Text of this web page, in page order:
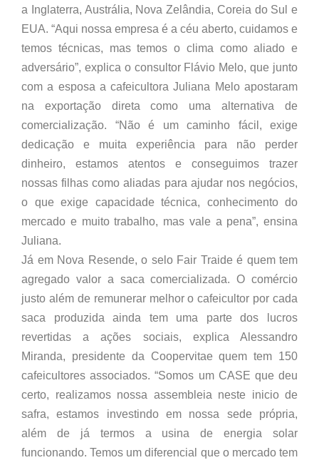
a Inglaterra, Austrália, Nova Zelândia, Coreia do Sul e
EUA. “Aqui nossa empresa é a céu aberto, cuidamos e
temos técnicas, mas temos o clima como aliado e
adversário”, explica o consultor Flávio Melo, que junto
com a esposa a cafeicultora Juliana Melo apostaram
na exportação direta como uma alternativa de
comercialização. “Não é um caminho fácil, exige
dedicação e muita experiência para não perder
dinheiro, estamos atentos e conseguimos trazer
nossas filhas como aliadas para ajudar nos negócios,
o que exige capacidade técnica, conhecimento do
mercado e muito trabalho, mas vale a pena”, ensina
Juliana.
Já em Nova Resende, o selo Fair Traide é quem tem
agregado valor a saca comercializada. O comércio
justo além de remunerar melhor o cafeicultor por cada
saca produzida ainda tem uma parte dos lucros
revertidas a ações sociais, explica Alessandro
Miranda, presidente da Coopervitae quem tem 150
cafeicultores associados. “Somos um CASE que deu
certo, realizamos nossa assembleia neste inicio de
safra, estamos investindo em nossa sede própria,
além de já termos a usina de energia solar
funcionando. Temos um diferencial que o mercado tem